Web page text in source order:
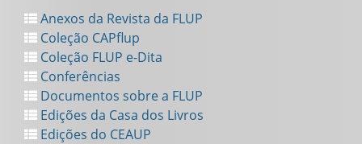
Anexos da Revista da FLUP
Coleção CAPflup
Coleção FLUP e-Dita
Conferências
Documentos sobre a FLUP
Edições da Casa dos Livros
Edições do CEAUP